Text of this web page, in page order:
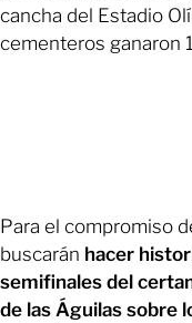
cancha del Estadio
cementeros ganaron
Para el compromiso
buscarán hacer
semifinales del
de las Águilas sobre